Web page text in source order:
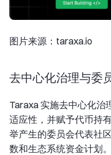
图片来源：taraxa.io
去中心化治理与委
Taraxa 实施去中心化治
适应性，并赋予代币持
举产生的委员会代表社
数和生态系统资金计划